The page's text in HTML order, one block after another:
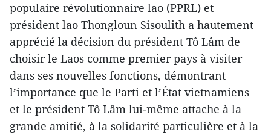
populaire révolutionnaire lao (PPRL) et
président lao Thongloun Sisoulith a hautement
apprécié la décision du président Tô Lâm de
choisir le Laos comme premier pays à visiter
dans ses nouvelles fonctions, démontrant
l’importance que le Parti et l’État vietnamiens
et le président Tô Lâm lui-même attache à la
grande amitié, à la solidarité particulière et à la